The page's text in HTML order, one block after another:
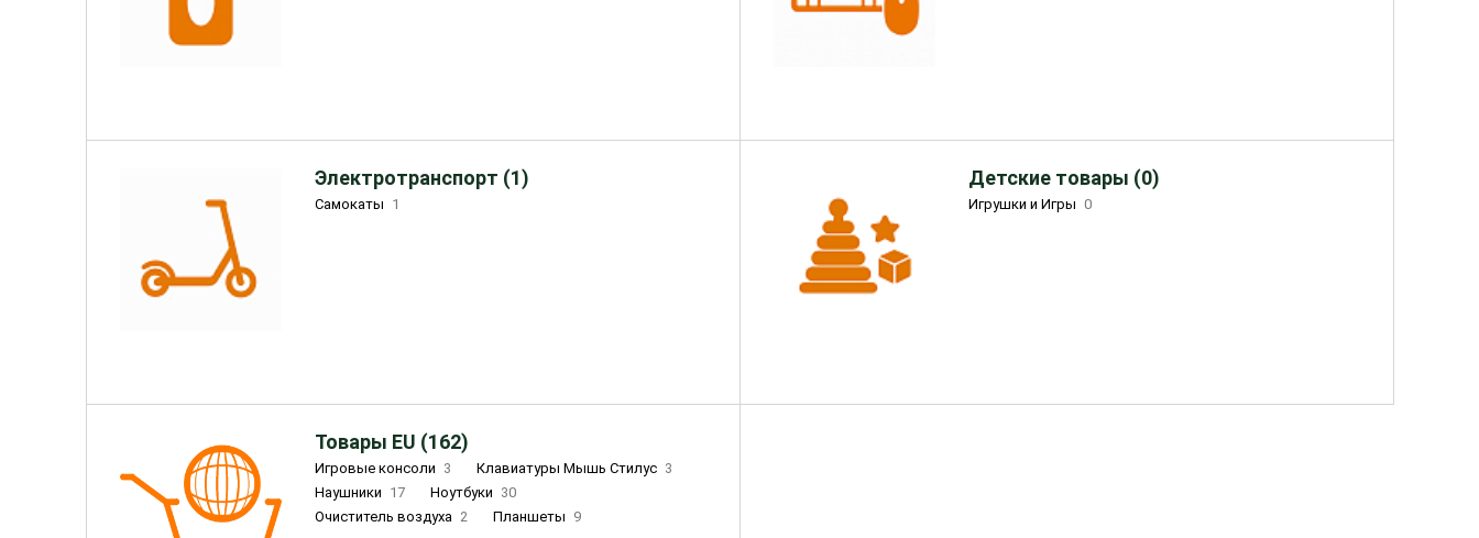
Электротранспорт (1)
Самокаты 1
Детские товары (0)
Игрушки и Игры 0
Товары EU (162)
Игровые консоли 3 Клавиатуры Мышь Стилус 3
Наушники 17 Ноутбуки 30
Очиститель воздуха 2 Планшеты 9